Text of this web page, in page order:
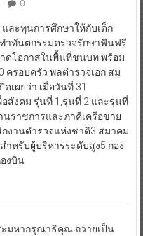
0
ละทุนการศึกษาให้กับเด็ก
ำทันตกรรมตรวจรักษาฟันฟรี
ดโอกาสในพื้นที่ชนบท พร้อม
ครอบครัว พลตำรวจเอก สม
เผยว่า เมื่อวันที่ 31
สังคม รุ่นที่ 1,รุ่นที่ 2 และรุ่นที่
ราชการและภาคีเครือข่าย
งานตำรวจแห่งชาติ3.สมาคม
หรับผู้บริหารระดับสูง5.กอง
งบิน
มหากรุณาธิคุณ ถวายเป็น